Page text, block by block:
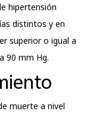
hipertensión
distintos y en
superior o igual a
90 mm Hg.
muerte a nivel